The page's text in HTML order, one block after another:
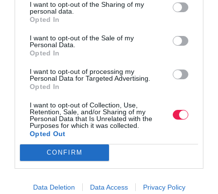
I want to opt-out of the Sharing of my
personal data.
Opted In
I want to opt-out of the Sale of my
Personal Data.
Opted In
I want to opt-out of processing my
Personal Data for Targeted Advertising.
Opted In
I want to opt-out of Collection, Use,
Retention, Sale, and/or Sharing of my
Personal Data that Is Unrelated with the
Purposes for which it was collected.
Opted Out
CONFIRM
Data Deletion Data Access Privacy Policy
χρώματος σε μεγάλη πυκνότητα σε όλο το μήκος της
ΕΠΙΚΟΙΝΩΝΙΑ
Στο blog του αγώνα: ΦΙΛΟΚΤΗΤΕΙΟΣ ΔΡΟΜΟΣ
Ε.Ο.Σ Λαμίας: τηλ. και fax 2231026786
Μπακλέζος Βασίλειος 6977233356 (Ε.Ο.Σ.
Λαμίας)
Ζωγράφος Βαγγέλης 6974734689 (Πολιτιστικός
Σύλλογος Παύλιανης)
φωτογραφίες και χάρτες στην ηλεκτρονική σελίδα.